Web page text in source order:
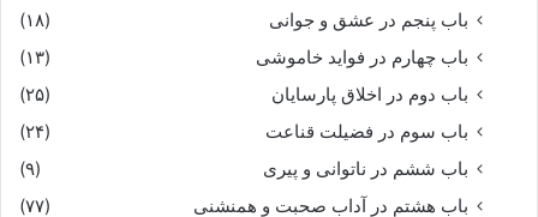
باب پنجم در عشق و جوانى
(۱۸)
باب چهارم در فواید خاموشى
(۱۳)
باب دوم در اخلاق پارسایان
(۲۵)
باب سوم در فضیلت قناعت
(۲۴)
باب ششم در ناتوانى و پیرى
(۹)
باب هشتم در آداب صحبت و همنشنى
(۷۷)